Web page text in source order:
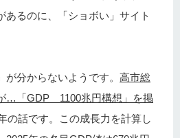
あるのに、「ショボい」サイト
分からないようです。 高市総
…「GDP 1100兆円構想」を掲
の話です。この成長力を計算し